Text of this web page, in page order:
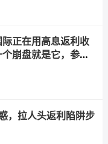
正在用高息返利收
崩盘就是它，参与
，拉人头返利陷阱步